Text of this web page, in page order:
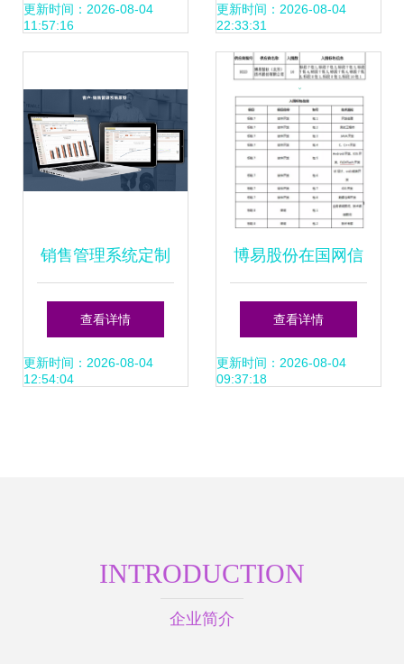
院 软件销售专业人
索
更新时间：2026-08-04
11:57:16
本v3.52功能详解
更新时间：2026-08-04
22:33:31
销售管理系统定制
开发 赋能企业精准
营销与业绩增长
查看详情
更新时间：2026-08-04
12:54:04
博易股份在国网信
息2017服务外包框
架采购中脱颖而出
查看详情
更新时间：2026-08-04
09:37:18
INTRODUCTION
企业简介